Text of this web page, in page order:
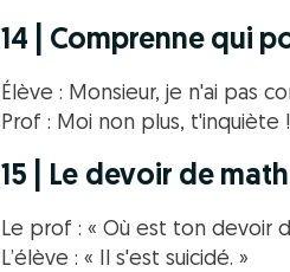
14 | Comprenne qui
Élève : Monsieur, je n'ai pas
Prof : Moi non plus, t'inquiète !
15 | Le devoir de math
Le prof : « Où est ton devoir
L’élève : « Il s'est suicidé. »